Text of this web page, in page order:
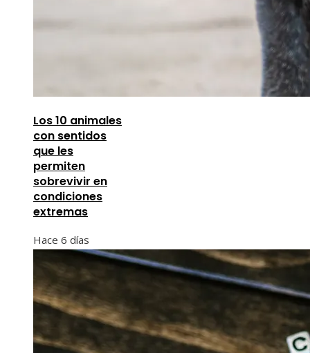
Los 10 animales
con sentidos
que les
permiten
sobrevivir en
condiciones
extremas
Hace 6 días